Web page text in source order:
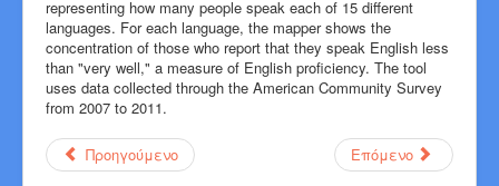
representing how many people speak each of 15 different
languages. For each language, the mapper shows the
concentration of those who report that they speak English less
than "very well," a measure of English proficiency. The tool
uses data collected through the American Community Survey
from 2007 to 2011.
Προηγούμενο Επόμενο